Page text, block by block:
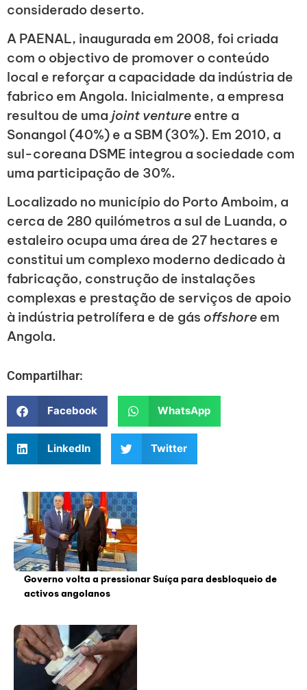
considerado deserto.
A PAENAL, inaugurada em 2008, foi criada
com o objectivo de promover o conteúdo
local e reforçar a capacidade da indústria de
fabrico em Angola. Inicialmente, a empresa
resultou de uma joint venture entre a
Sonangol (40%) e a SBM (30%). Em 2010, a
sul-coreana DSME integrou a sociedade com
uma participação de 30%.
Localizado no município do Porto Amboim, a
cerca de 280 quilómetros a sul de Luanda, o
estaleiro ocupa uma área de 27 hectares e
constitui um complexo moderno dedicado à
fabricação, construção de instalações
complexas e prestação de serviços de apoio
à indústria petrolífera e de gás offshore em
Angola.
Compartilhar:
Facebook WhatsApp
LinkedIn Twitter
Governo volta a pressionar Suíça para desbloqueio de
activos angolanos